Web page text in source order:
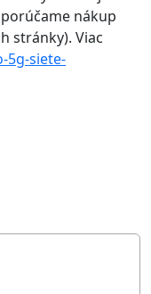
nákup
stránky). Viac
5g-siete-